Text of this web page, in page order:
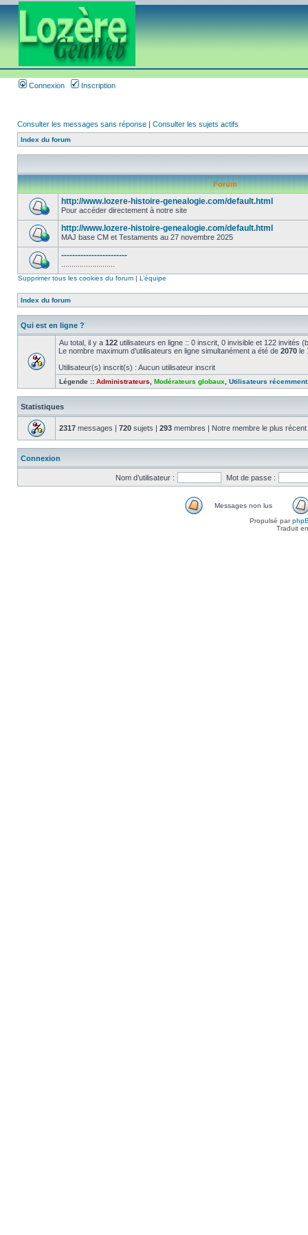
Connexion Inscription
Consulter les messages sans réponse | Consulter les sujets actifs
Index du forum
Forum
http://www.lozere-histoire-genealogie.com/default.html
Pour accéder directement à notre site
http://www.lozere-histoire-genealogie.com/default.html
MAJ base CM et Testaments au 27 novembre 2025
------------------------
Supprimer tous les cookies du forum | L’équipe
Index du forum
Qui est en ligne ?
Au total, il y a 122 utilisateurs en ligne :: 0 inscrit, 0 invisible et 122 invités
Le nombre maximum d’utilisateurs en ligne simultanément a été de 2070 le
Utilisateur(s) inscrit(s) : Aucun utilisateur inscrit
Légende :: Administrateurs Modérateurs globaux Utilisateurs
Statistiques
2317 messages | 720 sujets | 293 membres | Notre membre le plus
Connexion
Nom d’utilisateur : Mot de passe :
Messages non lus
Propulsé par
Traduit